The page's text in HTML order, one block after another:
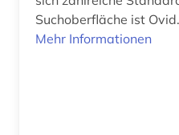
asien (1)
astronomie (3)
Suchoberfläche ist
Mehr Informationen